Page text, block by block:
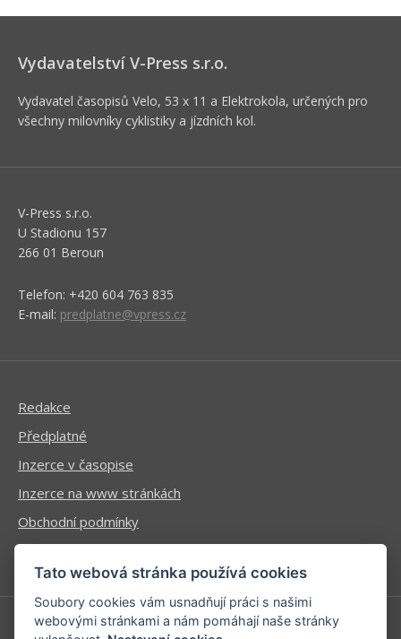
Vydavatelství V-Press s.r.o.
Vydavatel časopisů Velo, 53 x 11 a Elektrokola, určených pro
všechny milovníky cyklistiky a jízdních kol.
V-Press s.r.o.
U Stadionu 157
266 01 Beroun
Telefon: +420 604 763 835
E-mail: predplatne@vpress.cz
Redakce
Předplatné
Inzerce v časopise
Inzerce na www stránkách
Obchodní podmínky
Ochrana osobních údajů
Tato webová stránka používá cookies
Soubory cookies vám usnadňují práci s našimi
webovými stránkami a nám pomáhají naše stránky